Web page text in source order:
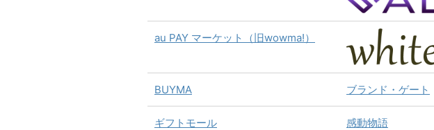
au PAY マーケット（旧wowma!）
BUYMA ブランド・ゲート
ギフトモール 感動物語